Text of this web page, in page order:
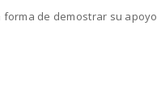
forma de demostrar su apoyo